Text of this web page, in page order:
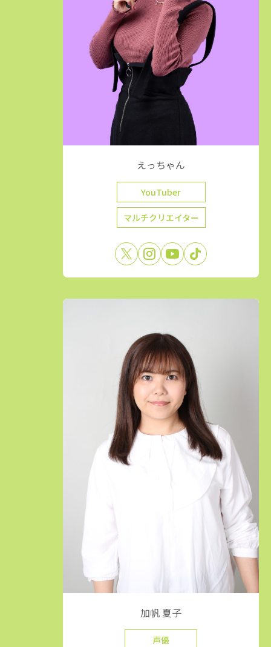
えっちゃん
YouTuber
マルチクリエイター
加帆 夏子
声優